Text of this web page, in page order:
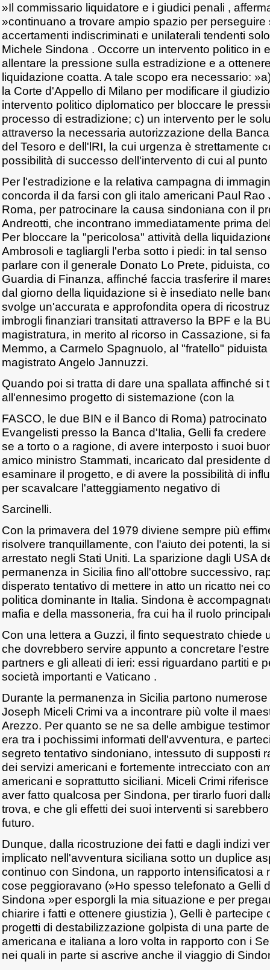
»Il commissario liquidatore e i giudici penali ,
»continuano a trovare ampio spazio per perseguire
accertamenti indiscriminati e unilaterali tendenti
Michele Sindona . Occorre un intervento politico in
allentare la pressione sulla estradizione e a
liquidazione coatta. A tale scopo era necessario:
la Corte d'Appello di Milano per modificare il
intervento politico diplomatico per bloccare le
processo di estradizione; c) un intervento per le
attraverso la necessaria autorizzazione della
del Tesoro e dell'lRI, la cui urgenza è strettamente
possibilità di successo dell'intervento di cui al punto
Per l'estradizione e la relativa campagna di
concorda il da farsi con gli italo americani Paul Rao
Roma, per patrocinare la causa sindoniana con il
Andreotti, che incontrano immediatamente prima
Per bloccare la "pericolosa" attività della
Ambrosoli e tagliargli l'erba sotto i piedi: in tal
parlare con il generale Donato Lo Prete, piduista,
Guardia di Finanza, affinché faccia trasferire il
dal giorno della liquidazione si è insediato nelle
svolge un'accurata e approfondita opera di
imbrogli finanziari transitati attraverso la BPF e la
magistratura, in merito al ricorso in Cassazione, si
Memmo, a Carmelo Spagnuolo, al "fratello"
magistrato Angelo Jannuzzi.
Quando poi si tratta di dare una spallata affinché si
all'ennesimo progetto di sistemazione (con la
FASCO, le due BIN e il Banco di Roma)
Evangelisti presso la Banca d'Italia, Gelli fa
se a torto o a ragione, di avere interposto i suoi
amico ministro Stammati, incaricato dal presidente
esaminare il progetto, e di avere la possibilità di
per scavalcare l'atteggiamento negativo di
Sarcinelli.
Con la primavera del 1979 diviene sempre più
risolvere tranquillamente, con l'aiuto dei potenti, la
arrestato negli Stati Uniti. La sparizione dagli USA
permanenza in Sicilia fino all'ottobre successivo,
disperato tentativo di mettere in atto un ricatto nei
politica dominante in Italia. Sindona è
mafia e della massoneria, fra cui ha il ruolo
Con una lettera a Guzzi, il finto sequestrato chiede
che dovrebbero servire appunto a concretare
partners e gli alleati di ieri: essi riguardano partiti e
società importanti e Vaticano .
Durante la permanenza in Sicilia partono
Joseph Miceli Crimi va a incontrare più volte il
Arezzo. Per quanto se ne sa delle ambigue
era tra i pochissimi informati dell'avventura, e
segreto tentativo sindoniano, intessuto di supposti
dei servizi americani e fortemente intrecciato con
americani e soprattutto siciliani. Miceli Crimi
aver fatto qualcosa per Sindona, per tirarlo fuori
trova, e che gli effetti dei suoi interventi si
futuro.
Dunque, dalla ricostruzione dei fatti e dagli indizi
implicato nell'avventura siciliana sotto un duplice
continuo con Sindona, un rapporto intensificatosi a
cose peggioravano (»Ho spesso telefonato a Gelli
Sindona »per esporgli la mia situazione e per
chiarire i fatti e ottenere giustizia ), Gelli è partecipe
progetti di destabilizzazione golpista di una parte
americana e italiana a loro volta in rapporto con i
nei quali in parte si ascrive anche il viaggio di